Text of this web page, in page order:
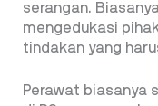
serangan.
mengedukasi
tindakan yang
Perawat biasanya